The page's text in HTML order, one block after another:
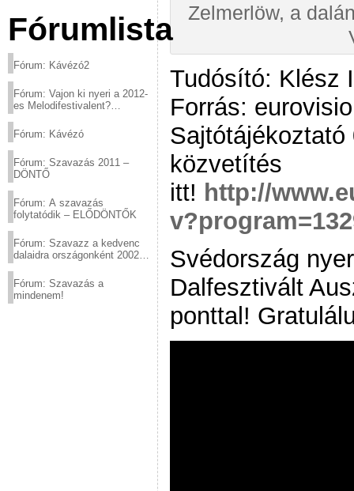
Fórumlista
Fórum: Kávézó2
Fórum: Vajon ki nyeri a 2012-
es Melodifestivalent?
Fórum: Kávézó
Fórum: Szavazás 2011 –
DÖNTŐ
Fórum: A szavazás
folytatódik – ELŐDÖNTŐK
Fórum: Szavazz a kedvenc
dalaidra országonként 2002
Fórum: Szavazás a
mindenem!
Zelmerlöw, a
Tudósító: Klész
Forrás:
közvetítés
itt! http://
Svédország
Dalfesztivált
ponttal!